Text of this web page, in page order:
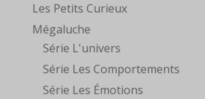
Les Petits Curieux
Mégaluche
Série L'univers
Série Les Comportements
Série Les Émotions